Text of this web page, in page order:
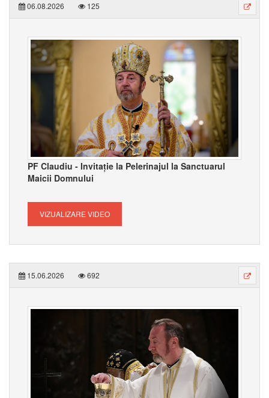
06.08.2026 125
PF Claudiu - Invitație la Pelerinajul la Sanctuarul
Maicii Domnului
VIZUALIZARE VIDEO
15.06.2026 692